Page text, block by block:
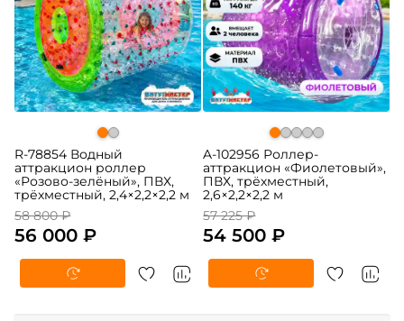
R-78854 Водный
аттракцион роллер
«Розово-зелёный», ПВХ,
трёхместный, 2,4×2,2×2,2 м
58 800 ₽
56 000 ₽
A-102956 Роллер-
аттракцион «Фиолетовый»,
ПВХ, трёхместный,
2,6×2,2×2,2 м
57 225 ₽
54 500 ₽